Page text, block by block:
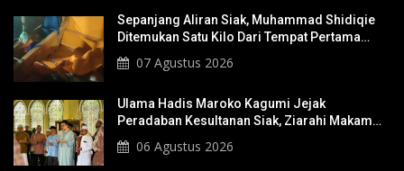
Sepanjang Aliran Siak, Muhammad Shidiqie
Ditemukan Satu Kilo Dari Tempat Pertama
Tenggelam
07 Agustus 2026
Ulama Hadis Maroko Kagumi Jejak
Peradaban Kesultanan Siak, Ziarahi Makam
Sultan Hingga Pendiri Pekanbaru
06 Agustus 2026